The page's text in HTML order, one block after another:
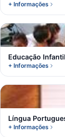
+ Informações
Educação
+ Informações
Língua
+ Informações